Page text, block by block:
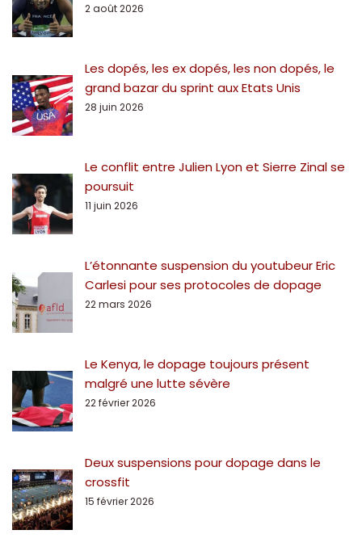
2 août 2026
Les dopés, les ex dopés, les non dopés, le
grand bazar du sprint aux Etats Unis
28 juin 2026
Le conflit entre Julien Lyon et Sierre Zinal se
poursuit
11 juin 2026
L’étonnante suspension du youtubeur Eric
Carlesi pour ses protocoles de dopage
22 mars 2026
Le Kenya, le dopage toujours présent
malgré une lutte sévère
22 février 2026
Deux suspensions pour dopage dans le
crossfit
15 février 2026